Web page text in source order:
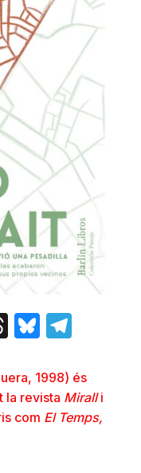
Threads
Bluesky
1998) és
la revista Miralli
com El Temps,